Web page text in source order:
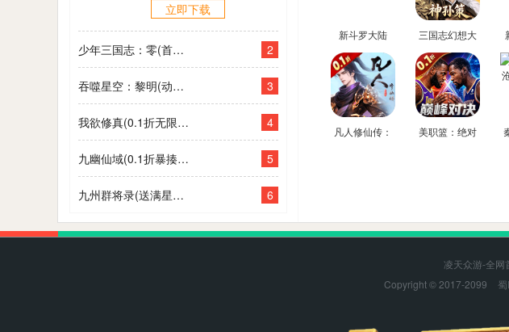
立即下载
少年三国志：零(首款少三系0.1折) 2
吞噬星空：黎明(动漫原版0.1折) 3
我欲修真(0.1折无限充) 4
九幽仙域(0.1折暴揍小妖) 5
九州群将录(送满星武将0.05折) 6
新斗罗大陆
(0.1折免费版)
三国志幻想大
陆2：枭之歌(1
折免费版)
凡人修仙传：
美职篮：绝对
凌天众游-全网
Copyright © 2017-2099